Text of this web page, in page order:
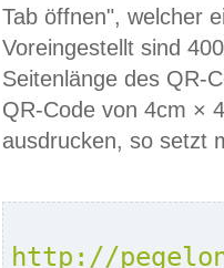
Tab öffnen", welcher
Voreingestellt sind
Seitenlänge des QR-
QR-Code von 4cm ×
ausdrucken, so setzt
http://